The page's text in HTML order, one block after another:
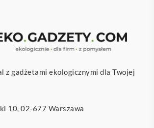
z gadżetami ekologicznymi dla Twojej
10, 02-677 Warszawa